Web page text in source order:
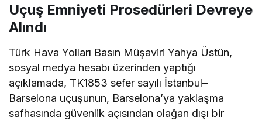
Uçuş Emniyeti Prosedürleri Devreye
Alındı
Türk Hava Yolları Basın Müşaviri Yahya Üstün,
sosyal medya hesabı üzerinden yaptığı
açıklamada, TK1853 sefer sayılı İstanbul–
Barselona uçuşunun, Barselona’ya yaklaşma
safhasında güvenlik açısından olağan dışı bir